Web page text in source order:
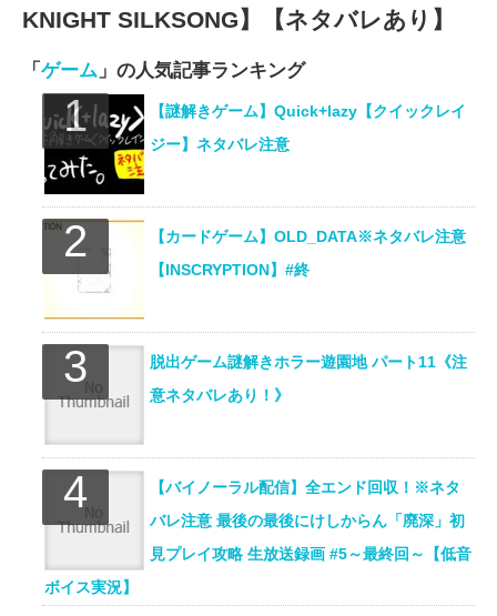
KNIGHT SILKSONG】【ネタバレあり】
「 ゲーム 」の人気記事ランキング
【謎解きゲーム】Quick+lazy【クイックレイ
ジー】ネタバレ注意
【カードゲーム】OLD_DATA※ネタバレ注意
【INSCRYPTION】#終
脱出ゲーム謎解きホラー遊園地 パート11《注
意ネタバレあり！》
【バイノーラル配信】全エンド回収！※ネタ
バレ注意 最後の最後にけしからん「廃深」初
見プレイ攻略 生放送録画 #5～最終回～【低音
ボイス実況】